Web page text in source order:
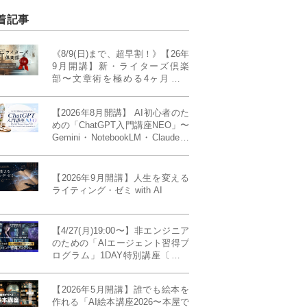
記事
《8/9(日)まで、超早割！》【26年
9月開講】新・ライターズ倶楽
部〜文章術を極める4ヶ月講義
【2026年8月開講】 AI初心者のた
めの「ChatGPT入門講座NEO」〜
Gemini・NotebookLM・Claudeま
座〕
【2026年9月開講】人生を変える
ライティング・ゼミ with AI
【4/27(月)19:00〜】非エンジニア
のための「AIエージェント習得プ
ログラム」1DAY特別講座〔パワ
【2026年5月開講】誰でも絵本を
作れる「AI絵本講座2026〜本屋で